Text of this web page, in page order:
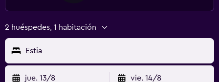
2 huéspedes, 1 habitación
Estia
jue. 13/8 vie. 14/8